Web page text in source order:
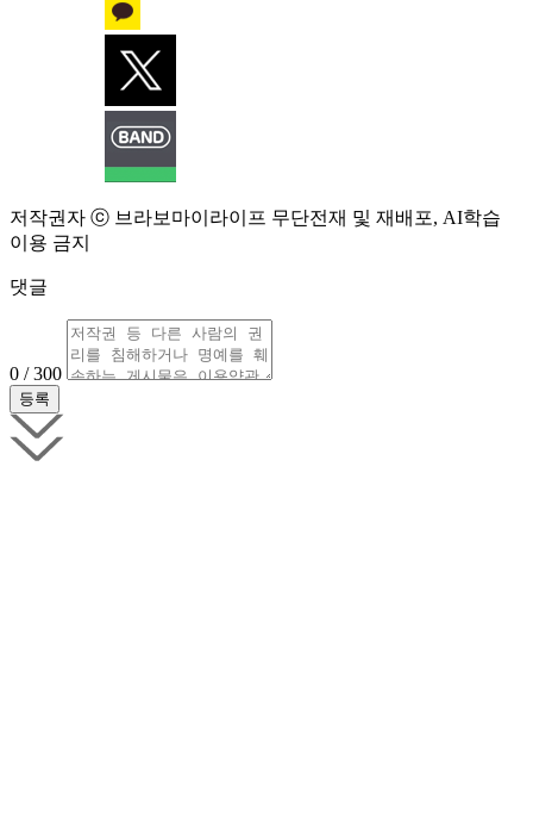
저작권자 ⓒ 브라보마이라이프 무단전재 및 재배포, AI학습
이용 금지
댓글
0 / 300